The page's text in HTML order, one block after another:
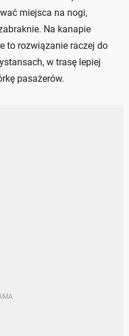
miejsca na nogi,
Na kanapie
to rozwiązanie raczej do
w trasę lepiej
pasażerów.